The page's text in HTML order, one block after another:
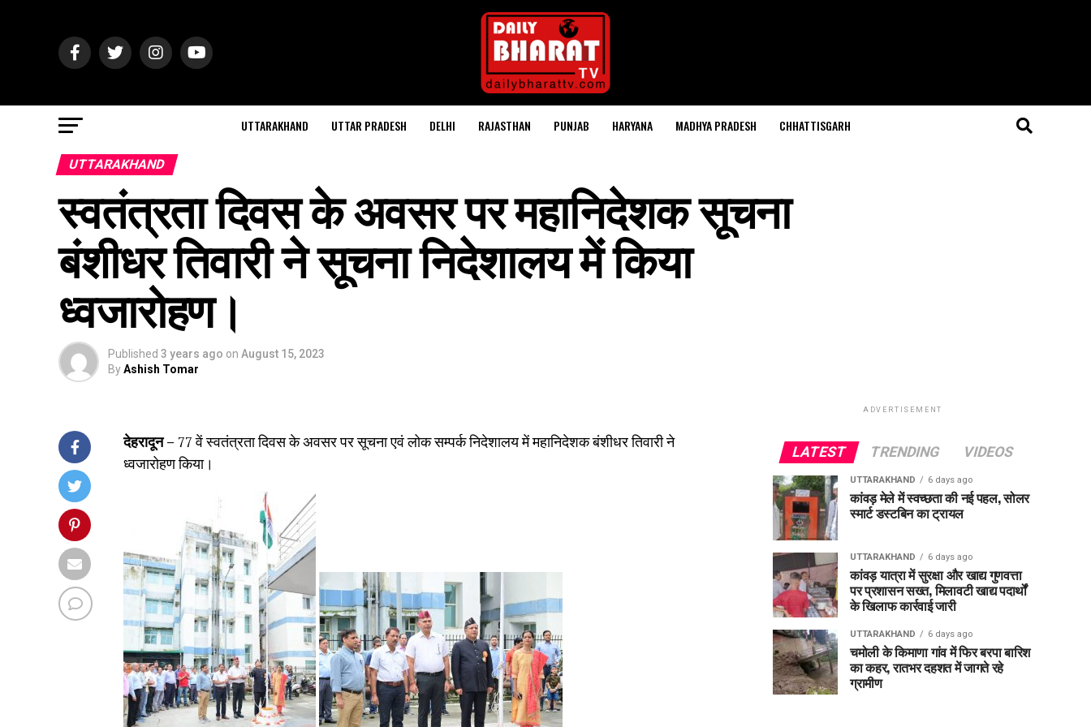
UTTARAKHAND UTTAR PRADESH DELHI RAJASTHAN PUNJAB HARYANA MADHYA PRADESH CHHATTISGARH
UTTARAKHAND
स्वतंत्रता दिवस के अवसर पर महानिदेशक सूचना
बंशीधर तिवारी ने सूचना निदेशालय में किया
ध्वजारोहण।
Published 3 years ago on August 15, 2023
ByAshish Tomar
देहरादून – 77 वें स्वतंत्रता दिवस के अवसर पर सूचना एवं लोक सम्पर्क निदेशालय में महानिदेशक बंशीधर तिवारी ने
ध्वजारोहण किया।
ADVERTISEMENT
LATEST TRENDING VIDEOS
UTTARAKHAND 6 days ago
कांवड़ मेले में स्वच्छता की नई पहल, सोलर
स्मार्ट डस्टबिन का ट्रायल
UTTARAKHAND 6 days ago
कांवड़ यात्रा में सुरक्षा और खाद्य गुणवत्ता
पर प्रशासन सख्त, मिलावटी खाद्य पदार्थों
के खिलाफ कार्रवाई जारी
UTTARAKHAND 6 days ago
चमोली के किमाणा गांव में फिर बरपा बारिश
का कहर, रातभर दहशत में जागते रहे
ग्रामीण